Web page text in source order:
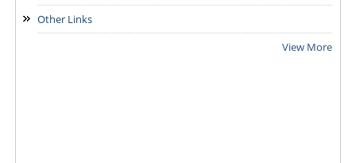
Other Links
View More